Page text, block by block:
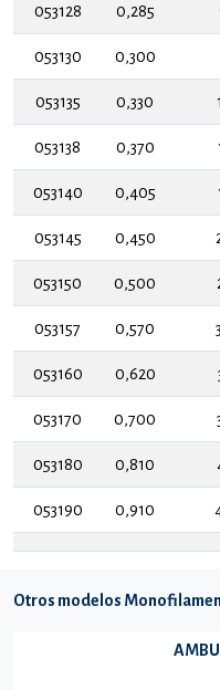
053128 0,285
053130 0,300
053135 0,330
053138 0,370
053140 0,405
053145 0,450
053150 0,500
053157 0,570
053160 0,620
053170 0,700
053180 0,810
053190 0,910
Otros modelos